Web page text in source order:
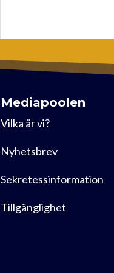
Mediapoolen
Vilka är vi?
Nyhetsbrev
Sekretessinformation
Tillgänglighet